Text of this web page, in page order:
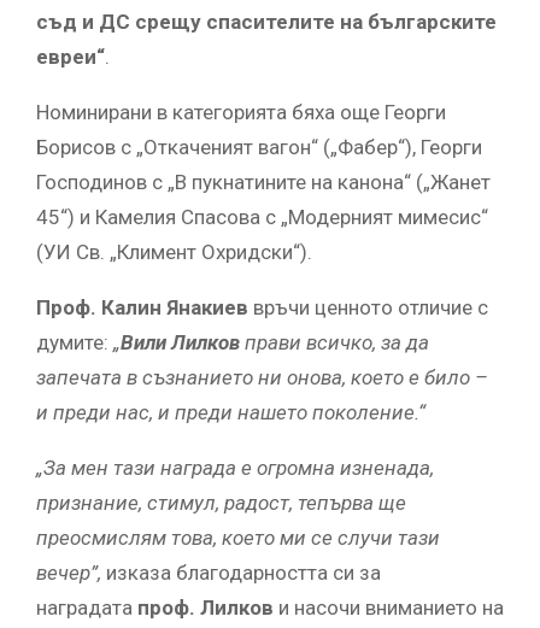
съд и ДС срещу спасителите на българските
евреи“
Номинирани в категорията бяха още Георги
Борисов с „Откаченият вагон“ („Фабер“), Георги
Господинов с „В пукнатините на канона“ („Жанет
45“) и Камелия Спасова с „Модерният мимесис“
(УИ Св. „Климент Охридски“).
Проф. Калин Янакиев връчи ценното отличие с
думите: „Вили Лилков прави всичко, за да
запечата в съзнанието ни онова, което е било –
и преди нас, и преди нашето поколение.“
„За мен тази награда е огромна изненада,
признание, стимул, радост, тепърва ще
преосмислям това, което ми се случи тази
вечер”, изказа благодарността си за
наградата проф. Лилков и насочи вниманието на